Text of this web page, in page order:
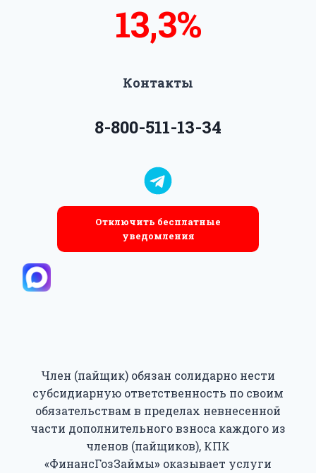
14%13,5%
Контакты
8-800-511-13-34
Отключить бесплатные
уведомления
Член (пайщик) обязан солидарно нести
субсидиарную ответственность по своим
обязательствам в пределах невнесенной
части дополнительного взноса каждого из
членов (пайщиков), КПК
«ФинансГозЗаймы» оказывает услуги